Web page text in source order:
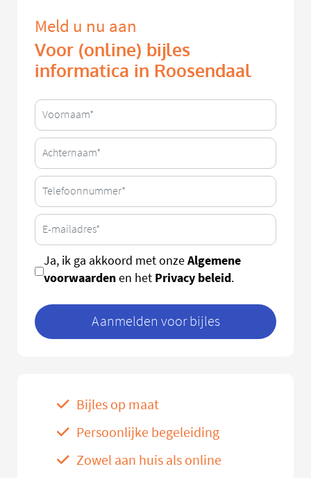
Meld u nu aan
Voor (online) bijles
informatica in Roosendaal
Ja, ik ga akkoord met onzeAlgemene
voorwaardenen het Privacy beleid.
Aanmelden voor bijles
Bijles op maat
Persoonlijke begeleiding
Zowel aan huis als online